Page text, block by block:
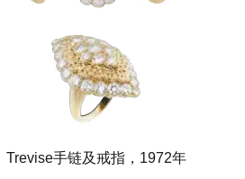
Trevise手链及戒指，1972年